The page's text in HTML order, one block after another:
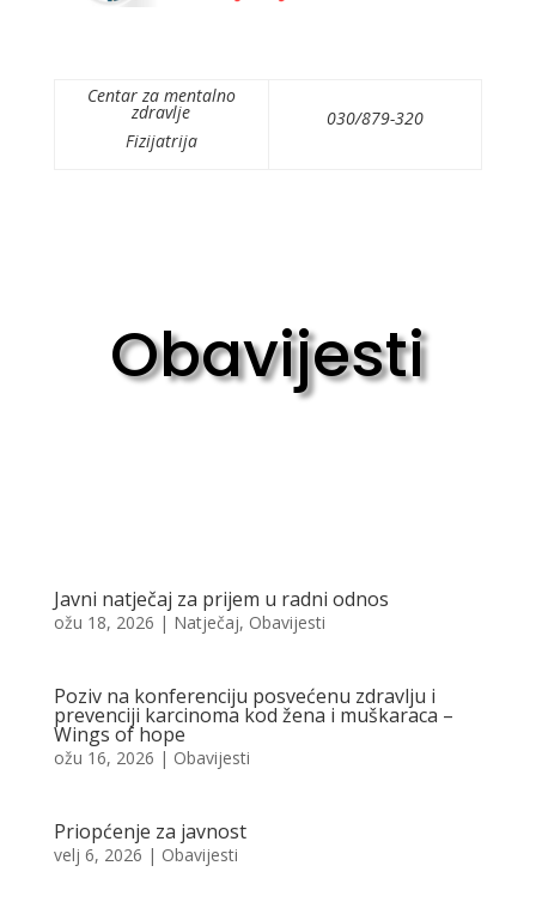
Centar za mentalno
zdravlje
Fizijatrija
030/879-320
Obavijesti
Javni natječaj za prijem u radni odnos
ožu 18, 2026 | Natječaj, Obavijesti
Poziv na konferenciju posvećenu zdravlju i
prevenciji karcinoma kod žena i muškaraca –
Wings of hope
ožu 16, 2026 | Obavijesti
Priopćenje za javnost
velj 6, 2026 | Obavijesti